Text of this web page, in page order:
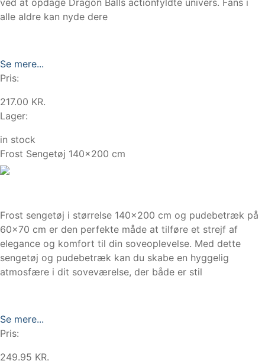
alle aldre kan nyde dere
Se mere...
Pris:
217.00 KR.
Lager:
in stock
Frost Sengetøj 140x200 cm
Frost sengetøj i størrelse 140×200 cm og pudebetræk på
60×70 cm er den perfekte måde at tilføre et strejf af
elegance og komfort til din soveoplevelse. Med dette
sengetøj og pudebetræk kan du skabe en hyggelig
atmosfære i dit soveværelse, der både er stil
Se mere...
Pris:
249.95 KR.